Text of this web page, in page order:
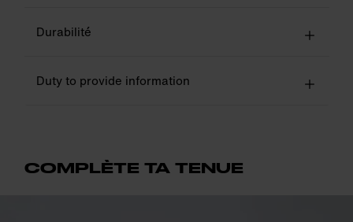
Durabilité
Duty to provide information
COMPLÈTE TA TENUE